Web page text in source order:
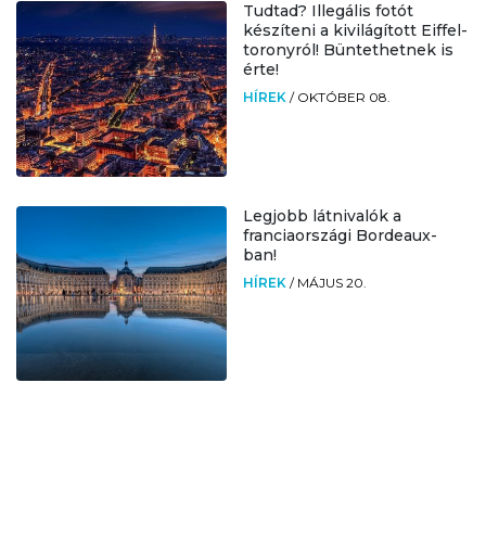
Tudtad? Illegális fotót
készíteni a kivilágított Eiffel-
toronyról! Büntethetnek is
érte!
HÍREK / OKTÓBER 08.
Legjobb látnivalók a
franciaországi Bordeaux-
ban!
HÍREK / MÁJUS 20.